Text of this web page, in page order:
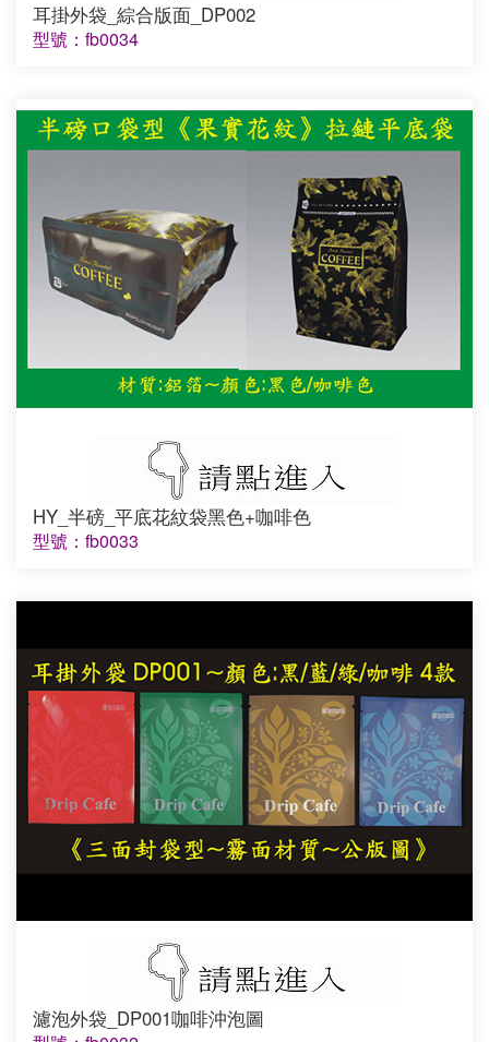
耳掛外袋_綜合版面_DP002
型號：fb0034
HY_半磅_平底花紋袋黑色+咖啡色
型號：fb0033
濾泡外袋_DP001咖啡沖泡圖